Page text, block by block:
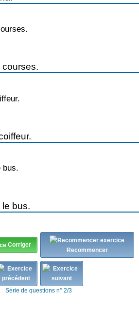
bus.
Corriger
Recommencer
Série de questions n° 2/3